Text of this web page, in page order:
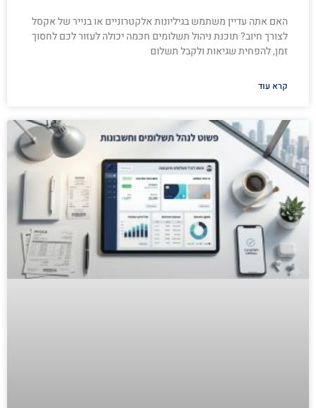
האם אתה עדיין משתמש בגיליונות אלקטרוניים או בנייר של אקסל
לצורך חיוב? תוכנת ניהול תשלומים חכמה יכולה לעזור לכם לחסוך
זמן, להפחית שגיאות ולקבל תשלום
קרא עוד